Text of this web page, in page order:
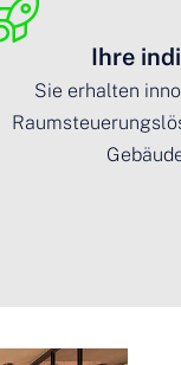
Ihre
Sie erhalten